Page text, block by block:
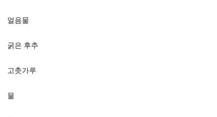
얼음물
굵은 후추
고춧가루
물